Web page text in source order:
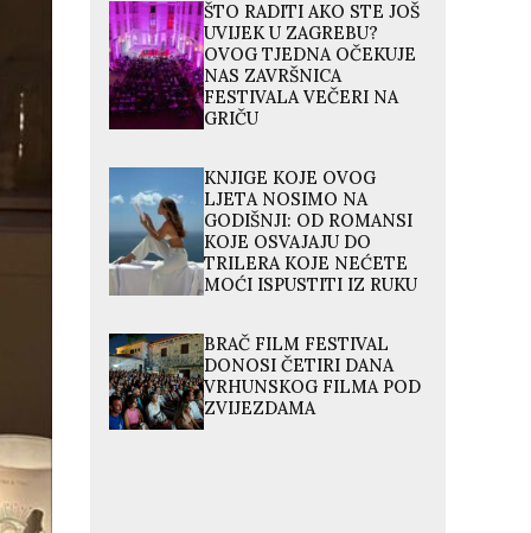
ŠTO RADITI AKO STE JOŠ
UVIJEK U ZAGREBU?
OVOG TJEDNA OČEKUJE
NAS ZAVRŠNICA
FESTIVALA VEČERI NA
GRIČU
KNJIGE KOJE OVOG
LJETA NOSIMO NA
GODIŠNJI: OD ROMANSI
KOJE OSVAJAJU DO
TRILERA KOJE NEĆETE
MOĆI ISPUSTITI IZ RUKU
BRAČ FILM FESTIVAL
DONOSI ČETIRI DANA
VRHUNSKOG FILMA POD
ZVIJEZDAMA